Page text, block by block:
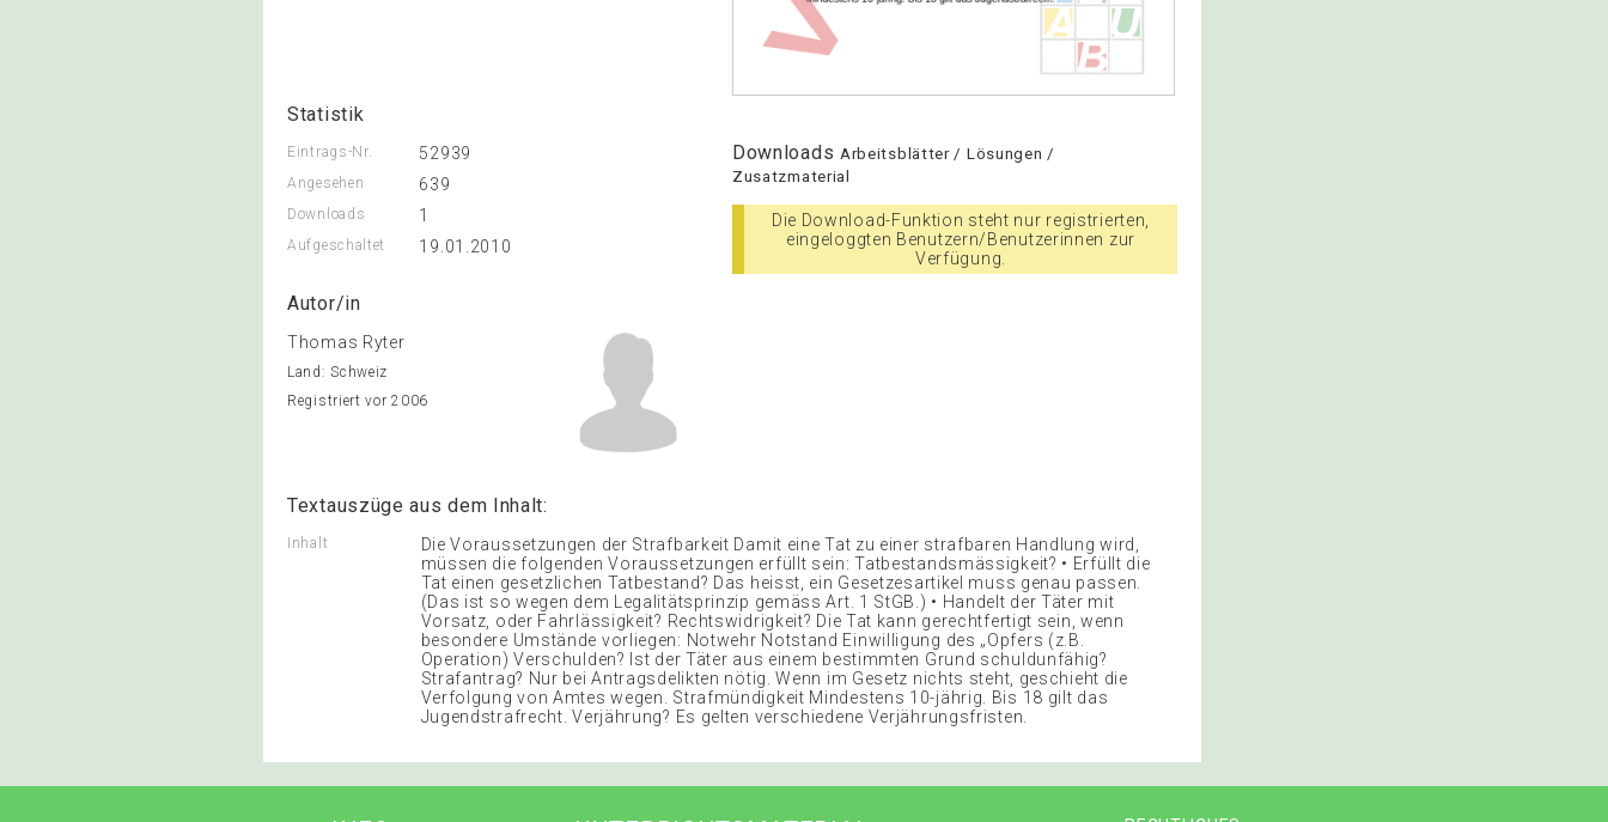
Statistik
Eintrags-Nr. 52939
Angesehen 639
Downloads 1
Aufgeschaltet 19.01.2010
Autor/in
Thomas Ryter
Land: Schweiz
Registriert vor 2006
Downloads Arbeitsblätter / Lösungen /
Zusatzmaterial
Die Download-Funktion steht nur registrierten,
eingeloggten Benutzern/Benutzerinnen zur
Verfügung.
Textauszüge aus dem Inhalt:
Inhalt
Die Voraussetzungen der Strafbarkeit Damit eine Tat zu einer strafbaren Handlung wird,
müssen die folgenden Voraussetzungen erfüllt sein: Tatbestandsmässigkeit? • Erfüllt die
Tat einen gesetzlichen Tatbestand? Das heisst, ein Gesetzesartikel muss genau passen.
(Das ist so wegen dem Legalitätsprinzip gemäss Art. 1 StGB.) • Handelt der Täter mit
Vorsatz, oder Fahrlässigkeit? Rechtswidrigkeit? Die Tat kann gerechtfertigt sein, wenn
besondere Umstände vorliegen: Notwehr Notstand Einwilligung des „Opfers (z.B.
Operation) Verschulden? Ist der Täter aus einem bestimmten Grund schuldunfähig?
Strafantrag? Nur bei Antragsdelikten nötig. Wenn im Gesetz nichts steht, geschieht die
Verfolgung von Amtes wegen. Strafmündigkeit Mindestens 10-jährig. Bis 18 gilt das
Jugendstrafrecht. Verjährung? Es gelten verschiedene Verjährungsfristen.